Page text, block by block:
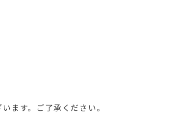
ます。ご了承ください。